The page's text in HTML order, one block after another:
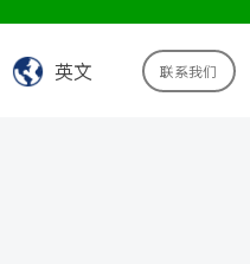
联系我们
英文